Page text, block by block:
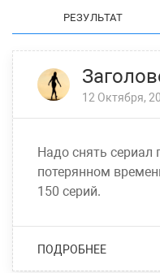
РЕЗУЛЬТАТ
12 Октября,
Надо снять
потерянном
150 серий.
ПОДРОБНЕЕ